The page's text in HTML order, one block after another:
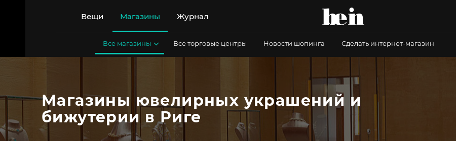
Вещи Магазины Журнал
Все магазины Все торговые центры Новости шопинга Сделать интернет-магазин
Магазины ювелирных украшений и
бижутерии в Риге